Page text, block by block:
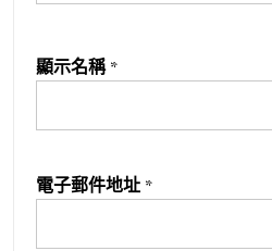
顯示名稱 *
電子郵件地址 *